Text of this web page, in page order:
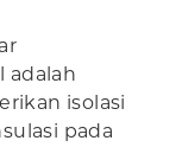
adalah
isolasi
pada